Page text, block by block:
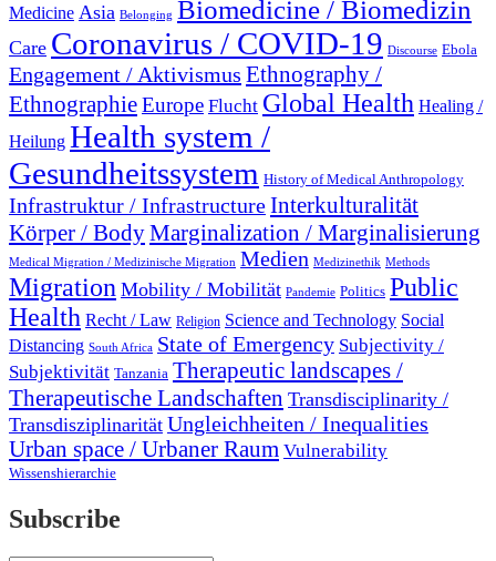
Medicine Asia Belonging Biomedicine / Biomedizin
Care Coronavirus / COVID-19 Discourse Ebola
Engagement / Aktivismus Ethnography /
EthnographieEurope Flucht Global Health Healing /
Heilung Health system /
Gesundheitssystem History of Medical Anthropology
Infrastruktur / InfrastructureInterkulturalität
Körper / BodyMarginalization / Marginalisierung
Medical Migration / Medizinische Migration Medien Medizinethik Methods
Migration Mobility / Mobilität Pandemie Politics Public
Health Recht / Law Religion Science and Technology Social
Distancing South Africa State of Emergency Subjectivity /
Subjektivität Tanzania Therapeutic landscapes /
Therapeutische Landschaften Transdisciplinarity /
Transdisziplinarität Ungleichheiten / Inequalities
Urban space / Urbaner Raum Vulnerability
Wissenshierarchie
Subscribe